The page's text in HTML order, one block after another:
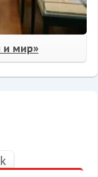
и мир»